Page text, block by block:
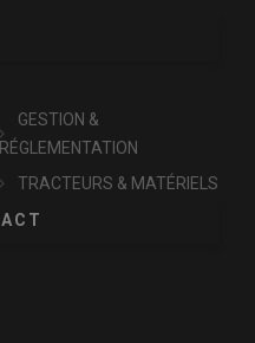
GESTION &
RÉGLEMENTATION
TRACTEURS & MATÉRIELS